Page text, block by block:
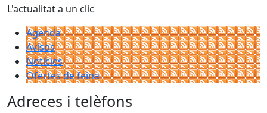
L'actualitat a un clic
Agenda
Avisos
Notícies
Ofertes de feina
Adreces i telèfons